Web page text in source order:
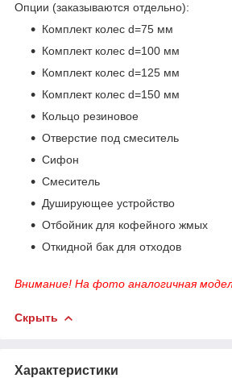
Опции (заказываются отдельно):
Комплект колес d=75 мм
Комплект колес d=100 мм
Комплект колес d=125 мм
Комплект колес d=150 мм
Кольцо резиновое
Отверстие под смеситель
Сифон
Смеситель
Душирующее устройство
Отбойник для кофейного жмых
Откидной бак для отходов
Внимание! На фото аналогичная
Скрыть
Характеристики